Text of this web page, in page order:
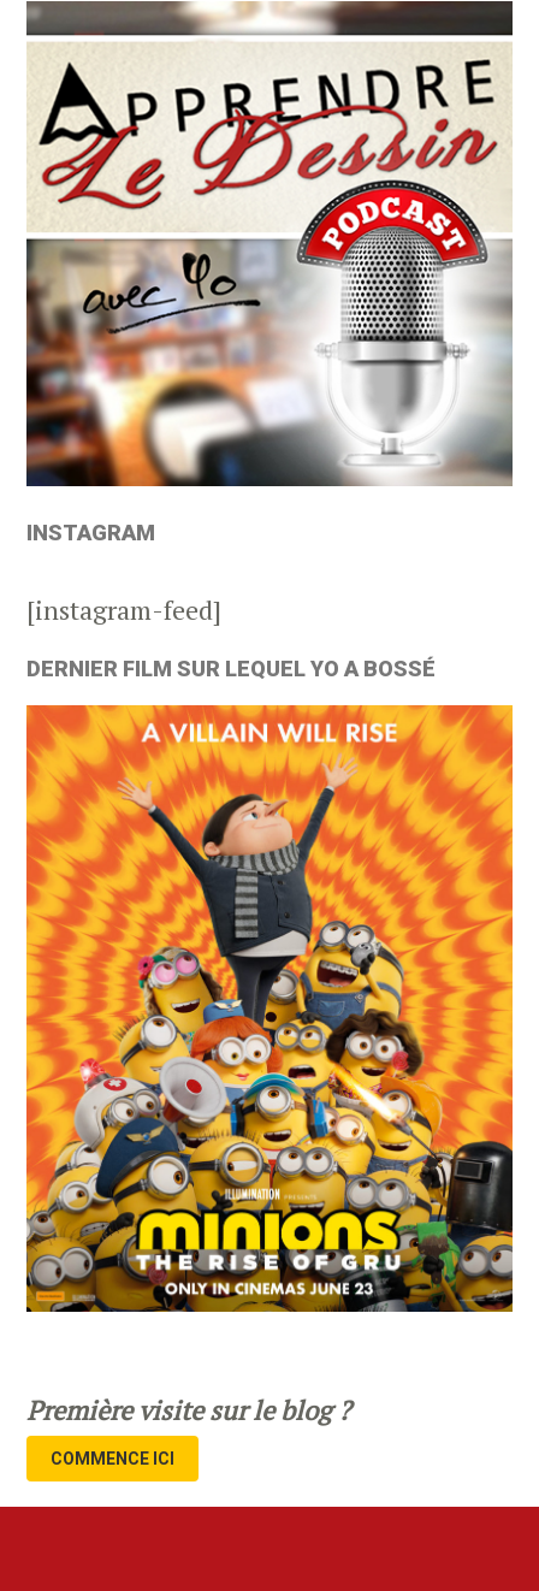
INSTAGRAM
[instagram-feed]
DERNIER FILM SUR LEQUEL YO A BOSSÉ
Première visite sur le blog ?
COMMENCE ICI